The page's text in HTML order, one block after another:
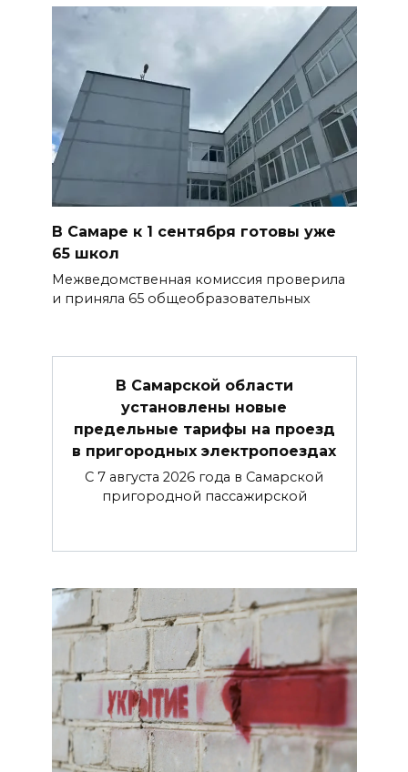
В Самаре к 1 сентября готовы уже
65 школ
Межведомственная комиссия проверила
и приняла 65 общеобразовательных
В Самарской области
установлены новые
предельные тарифы на проезд
в пригородных электропоездах
С 7 августа 2026 года в Самарской
пригородной пассажирской